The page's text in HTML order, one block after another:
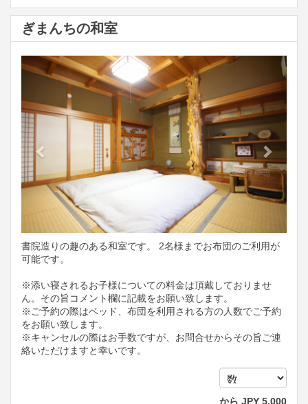
ぎまんちの和室
Previous Next
書院造りの趣のある和室です。 2名様までお布団のご利用が
可能です。
※添い寝されるお子様についての料金は頂戴しておりませ
ん。その旨コメント欄に記載をお願い致します。
※ご予約の際はベッド、布団を利用される方の人数でご予約
をお願い致します。
※キャンセルの際はお手数ですが、お問合せからその旨ご連
絡いただけますと幸いです。
から JPY 5,000